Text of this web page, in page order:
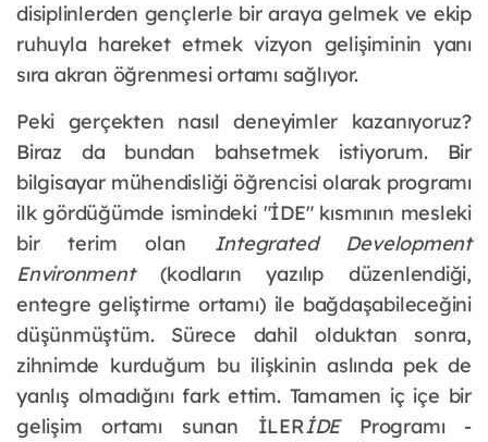
disiplinlerden gençlerle bir araya gelmek ve ekip
ruhuyla hareket etmek vizyon gelişiminin yanı
sıra akran öğrenmesi ortamı sağlıyor.
Peki gerçekten nasıl deneyimler kazanıyoruz?
Biraz da bundan bahsetmek istiyorum. Bir
bilgisayar mühendisliği öğrencisi olarak programı
ilk gördüğümde ismindeki "İDE" kısmının mesleki
bir terim olan Integrated Development
Environment (kodların yazılıp düzenlendiği,
entegre geliştirme ortamı) ile bağdaşabileceğini
düşünmüştüm. Sürece dahil olduktan sonra,
zihnimde kurduğum bu ilişkinin aslında pek de
yanlış olmadığını fark ettim. Tamamen iç içe bir
gelişim ortamı sunan İLERİDE Programı -